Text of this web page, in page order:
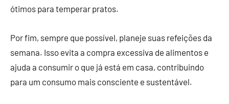
ótimos para temperar pratos.
Por fim, sempre que possível, planeje suas refeições da
semana. Isso evita a compra excessiva de alimentos e
ajuda a consumir o que já está em casa, contribuindo
para um consumo mais consciente e sustentável.